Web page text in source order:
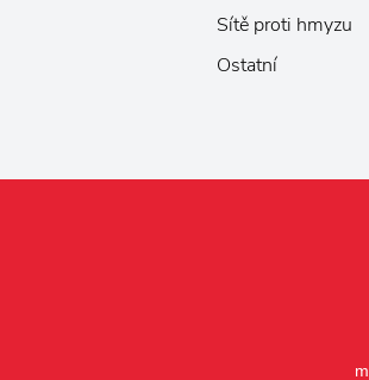
Sítě proti hmyzu
Ostatní